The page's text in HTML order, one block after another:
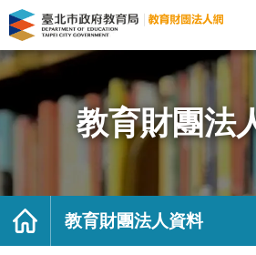
教
育
團
資
料
府
局
法
網
站
選
教育財團法
首
教育財團法人資料